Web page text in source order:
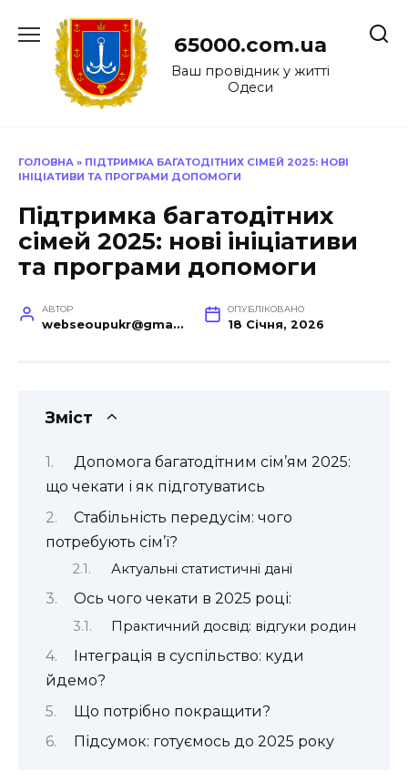
до
65000.com.ua
Ваш провідник у житті
Одеси
ГОЛОВНА » ПІДТРИМКА БАГАТОДІТНИХ СІМЕЙ 2025: НОВІ
ІНІЦІАТИВИ ТА ПРОГРАМИ ДОПОМОГИ
Підтримка багатодітних
сімей 2025: нові ініціативи
та програми допомоги
АВТОР
webseoupukr@gmail.com
ОПУБЛІКОВАНО
18 Січня, 2026
Зміст
Допомога багатодітним сім’ям 2025:
що чекати і як підготуватись
Стабільність передусім: чого
потребують сім’ї?
Актуальні статистичні дані
Ось чого чекати в 2025 році:
Практичний досвід: відгуки родин
Інтеграція в суспільство: куди
йдемо?
Що потрібно покращити?
Підсумок: готуємось до 2025 року